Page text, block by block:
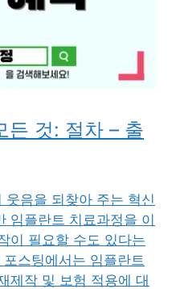
든 것: 절차 – 출
음을 되찾아 주는 혁신
임플란트 치료과정을 이
이 필요할 수도 있다는
스팅에서는 임플란트
제작 및 보험 적용에 대